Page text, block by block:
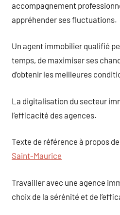
accompagnement
appréhender ses fluctuations.
Un agent immobilier qualifié
temps, de maximiser ses
d’obtenir les meilleures
La digitalisation du secteur
l’efficacité des agences.
Texte de référence à propos de
Saint-Maurice
Travailler avec une agence
choix de la sérénité et de